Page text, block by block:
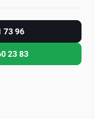
73 96
23 83